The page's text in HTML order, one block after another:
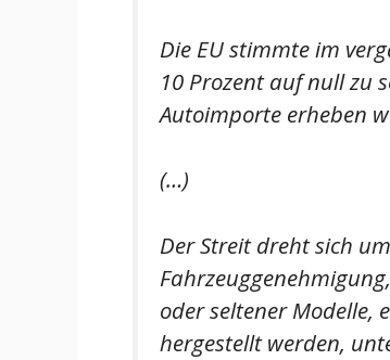
Die EU stimmte im
10 Prozent auf null zu
Autoimporte erheben
(…)
Der Streit dreht sich
oder seltener Modelle,
hergestellt werden,